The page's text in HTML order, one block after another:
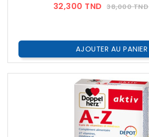
32,300 TND Prix
38,000 TND
AJOUTER AU PANIER